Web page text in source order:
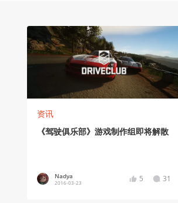
资讯
《驾驶俱乐部》游戏制作组即将解散
Nadya
2016-03-23 5 31